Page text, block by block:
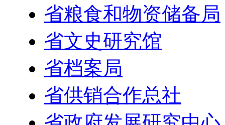
省粮食和物资储备局
省文史研究馆
省档案局
省供销合作总社